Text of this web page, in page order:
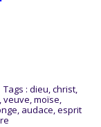
Tags :dieu ,christ
,veuve ,moïse
audace ,esprit